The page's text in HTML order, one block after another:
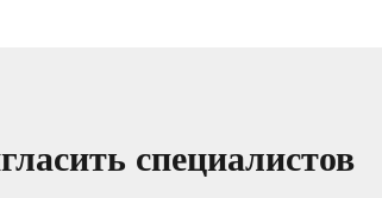
специалистов